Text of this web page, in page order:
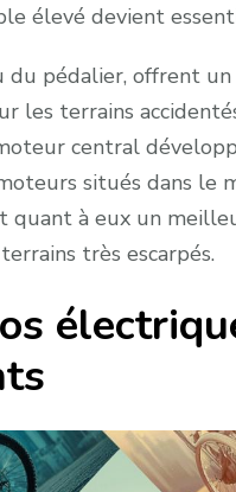
élevé devient
du pédalier, offrent
les terrains
central
situés dans le
quant à eux un
très escarpés.